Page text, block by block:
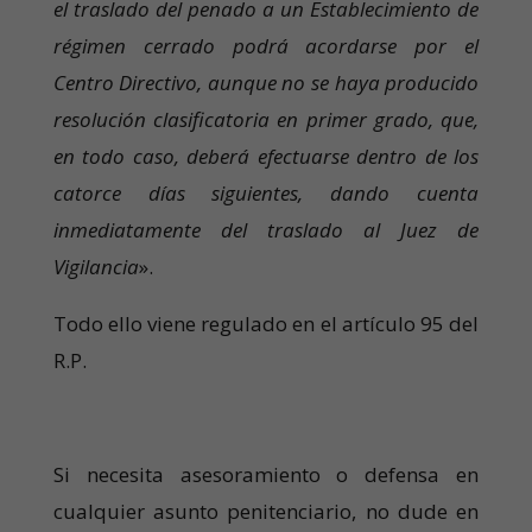
el traslado del penado a un Establecimiento de
régimen cerrado podrá acordarse por el
Centro Directivo, aunque no se haya producido
resolución clasificatoria en primer grado, que,
en todo caso, deberá efectuarse dentro de los
catorce días siguientes, dando cuenta
inmediatamente del traslado al Juez de
Vigilancia».
Todo ello viene regulado en el artículo 95 del
R.P.
Si necesita asesoramiento o defensa en
cualquier asunto penitenciario, no dude en